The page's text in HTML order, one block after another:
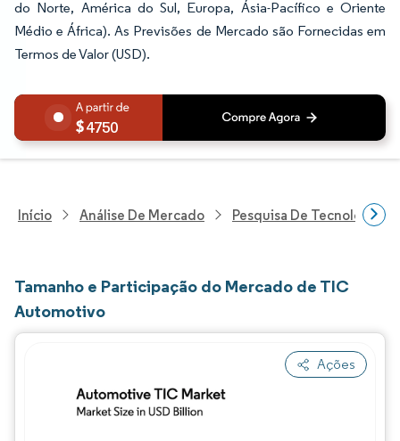
do Norte, América do Sul, Europa, Ásia-Pacífico e Oriente
Médio e África). As Previsões de Mercado são Fornecidas em
Termos de Valor (USD).
4750
Início Análise De Mercado Pesquisa De Tecnologia,
Tamanho e Participação do Mercado de TIC
Automotivo
Ações